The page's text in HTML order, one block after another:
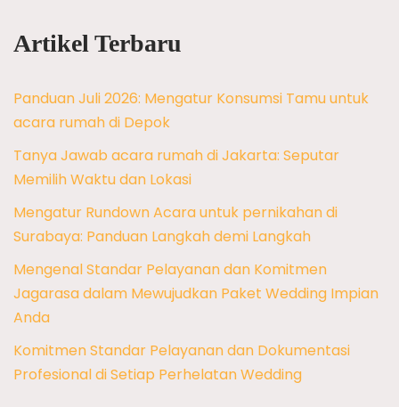
Artikel Terbaru
Panduan Juli 2026: Mengatur Konsumsi Tamu untuk
acara rumah di Depok
Tanya Jawab acara rumah di Jakarta: Seputar
Memilih Waktu dan Lokasi
Mengatur Rundown Acara untuk pernikahan di
Surabaya: Panduan Langkah demi Langkah
Mengenal Standar Pelayanan dan Komitmen
Jagarasa dalam Mewujudkan Paket Wedding Impian
Anda
Komitmen Standar Pelayanan dan Dokumentasi
Profesional di Setiap Perhelatan Wedding